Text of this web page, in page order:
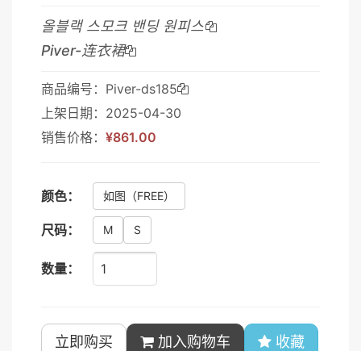
올블랙 스모크 밴딩 원피스
Piver-连衣裙
商品编号：Piver-ds185
上架日期：2025-04-30
销售价格： ¥861.00
颜色： 如图 （FREE）
尺码： M S
数量：
立即购买 加入购物车 收藏